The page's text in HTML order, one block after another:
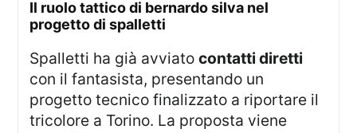
il ruolo tattico di bernardo silva nel
progetto di spalletti
Spalletti ha già avviatocontatti diretti
con il fantasista, presentando un
progetto tecnico finalizzato a riportare il
tricolore a Torino. La proposta viene